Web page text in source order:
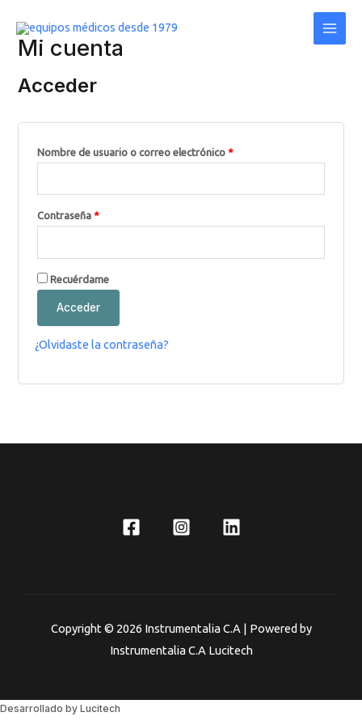
contenido
Main
Mi cuenta
Acceder
Nombre de usuario o correo electrónico*
Contraseña*
Recuérdame
Acceder
¿Olvidaste la contraseña?
Copyright © 2026 Instrumentalia C.A | Powered by
Instrumentalia C.A Lucitech
Desarrollado by Lucitech